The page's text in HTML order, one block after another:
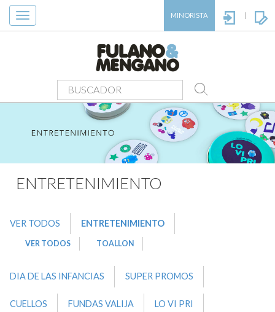
Toggle
navigation
MINORISTA
ENTRETENIMIENTO
ENTRETENIMIENTO
VER TODOS ENTRETENIMIENTO
VER TODOS TOALLON
DIA DE LAS INFANCIAS SUPER PROMOS
CUELLOS FUNDAS VALIJA LO VI PRI